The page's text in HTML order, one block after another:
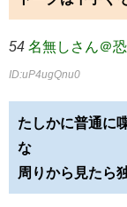
54 名無しさん＠
ID:uP4ugQnu0
たしかに普通に
な
周りから見たら